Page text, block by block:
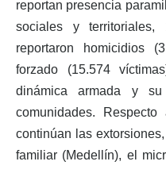
reportan presencia
sociales y
reportaron homicidios
forzado (15.574
dinámica armada y
comunidades.
continúan las
familiar (Medellín), el